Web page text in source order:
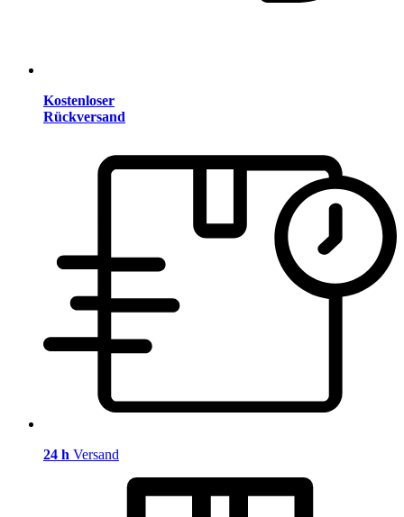
Kostenloser
Rückversand
24 h Versand